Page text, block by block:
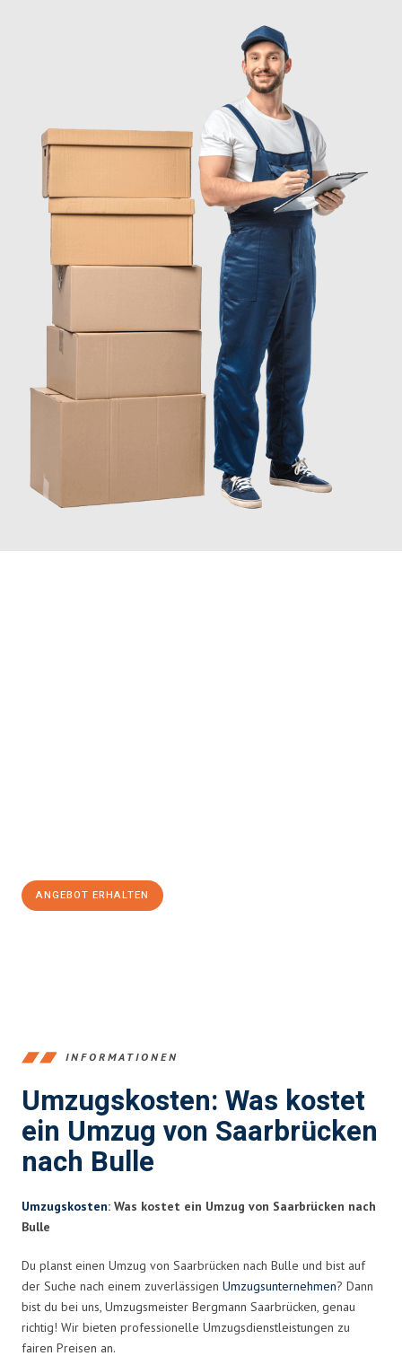
ANGEBOT ERHALTEN
INFORMATIONEN
Umzugskosten: Was kostet
ein Umzug von Saarbrücken
nach Bulle
Umzugskosten: Was kostet ein Umzug von Saarbrücken nach
Bulle
Du planst einen Umzug von Saarbrücken nach Bulle und bist auf
der Suche nach einem zuverlässigen Umzugsunternehmen? Dann
bist du bei uns, Umzugsmeister Bergmann Saarbrücken, genau
richtig! Wir bieten professionelle Umzugsdienstleistungen zu
fairen Preisen an.